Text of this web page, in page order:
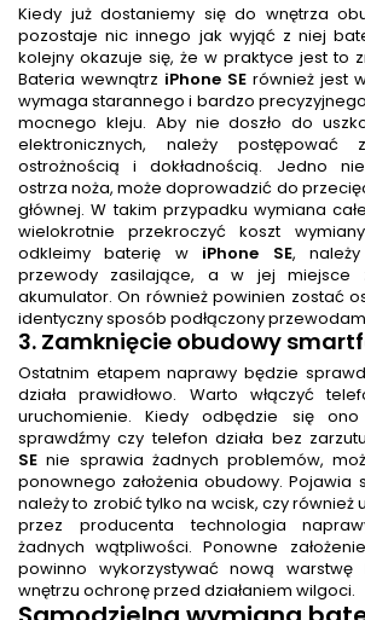
Kiedy już dostaniemy się do wnętrza
pozostaje nic innego jak wyjąć z niej
kolejny okazuje się, że w praktyce jest to
Bateria wewnątrz iPhone SE również jest
wymaga starannego i bardzo
mocnego kleju. Aby nie doszło do
elektronicznych, należy postępować
ostrożnością i dokładnością. Jedno
ostrza noża, może doprowadzić do
głównej. W takim przypadku wymiana
wielokrotnie przekroczyć koszt
odkleimy baterię w iPhone SE,
przewody zasilające, a w jej miejsce
akumulator. On również powinien zostać
identyczny sposób podłączony
3. Zamknięcie obudowy
Ostatnim etapem naprawy będzie
działa prawidłowo. Warto włączyć
uruchomienie. Kiedy odbędzie się
sprawdźmy czy telefon działa bez
SEnie sprawia żadnych problemów,
ponownego założenia obudowy. Pojawia
należy to zrobić tylko na wcisk, czy również
przez producenta technologia
żadnych wątpliwości. Ponowne
powinno wykorzystywać nową
wnętrzu ochronę przed działaniem wilgoci.